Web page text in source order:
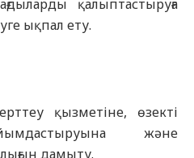
қалыптастыруға
ықпал ету.
қызметіне, өзекті
және
дамыту.